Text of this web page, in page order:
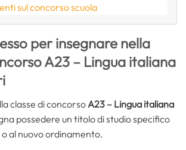
sul concorso scuola
per insegnare nella
A23 – Lingua italiana
classe di concorsoA23 – Lingua italiana
possedere un titolo di studio specifico
o al nuovo ordinamento.